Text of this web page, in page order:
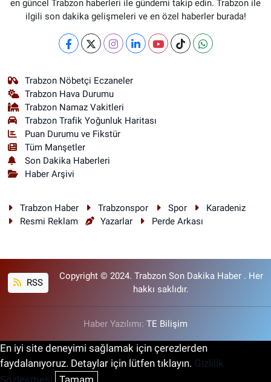
en güncel Trabzon haberleri ile gündemi takip edin. Trabzon ile
ilgili son dakika gelişmeleri ve en özel haberler burada!
Trabzon Nöbetçi Eczaneler
Trabzon Hava Durumu
Trabzon Namaz Vakitleri
Trabzon Trafik Yoğunluk Haritası
Puan Durumu ve Fikstür
Tüm Manşetler
Son Dakika Haberleri
Haber Arşivi
Trabzon Haber Trabzonspor Spor
Karadeniz
Resmi Reklam
Yazarlar Perde Arkası
RSS
Copyright © 2024. Trabzon Son Dakika Haber . Her
hakkı saklıdır.
Haber Yazılımı: TE Bilişim
En iyi site deneyimi sağlamak için çerezlerden
faydalanıyoruz. Detaylar için lütfen tıklayın. Gizlilik